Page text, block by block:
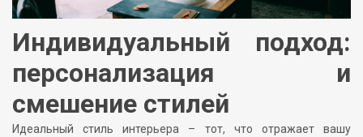
Индивидуальный подход:
персонализация и
смешение стилей
Идеальный стиль интерьера – тот, что отражает вашу